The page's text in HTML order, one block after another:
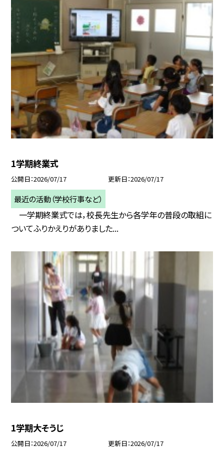
1学期終業式
公開日 2026/07/17 更新日 2026/07/17
最近の活動（学校行事など）
一学期終業式では，校長先生から各学年の普段の取組に
ついてふりかえりがありました...
1学期大そうじ
公開日 2026/07/17 更新日 2026/07/17